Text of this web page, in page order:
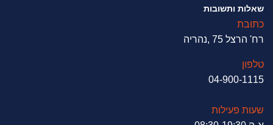
שאלות ותשובות
כתובת
רח' הרצל 75 ,נהריה
טלפון
04-900-1115
שעות פעילות